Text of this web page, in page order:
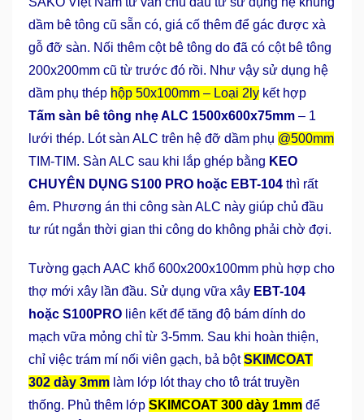
dầm bê tông cũ sẵn có, giá cố thêm để gác được xà
gỗ đỡ sàn. Nối thêm cột bê tông do đã có cột bê tông
200x200mm cũ từ trước đó rồi. Như vậy sử dụng hệ
dầm phụ thép hộp 50x100mm – Loại 2ly kết hợp
Tấm sàn bê tông nhẹ ALC 1500x600x75mm – 1
lưới thép. Lót sàn ALC trên hệ đỡ dầm phụ @500mm
TIM-TIM. Sàn ALC sau khi lắp ghép bằng KEO
CHUYÊN DỤNG S100 PRO hoặc EBT-104 thì rất
êm. Phương án thi công sàn ALC này giúp chủ đầu
tư rút ngắn thời gian thi công do không phải chờ đợi.
Tường gạch AAC khổ 600x200x100mm phù hợp cho
thợ mới xây lần đầu. Sử dụng vữa xây EBT-104
hoặc S100PRO liên kết để tăng độ bám dính do
mạch vữa mỏng chỉ từ 3-5mm. Sau khi hoàn thiện,
chỉ việc trám mí nối viên gạch, bả bộtSKIMCOAT
302 dày 3mm làm lớp lót thay cho tô trát truyền
thống. Phủ thêm lớp SKIMCOAT 300 dày 1mm để